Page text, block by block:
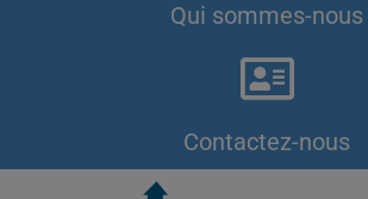
Qui sommes-nous
Contactez-nous